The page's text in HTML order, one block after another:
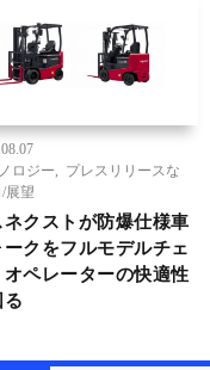
ロジー
プレスリリースな
展望
ネクストが防爆仕様車
クをフルモデルチェ
オペレーターの快適性
る